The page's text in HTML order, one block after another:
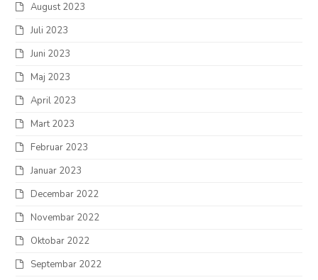
August 2023
Juli 2023
Juni 2023
Maj 2023
April 2023
Mart 2023
Februar 2023
Januar 2023
Decembar 2022
Novembar 2022
Oktobar 2022
Septembar 2022